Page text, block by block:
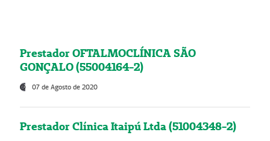
Prestador OFTALMOCLÍNICA SÃO
GONÇALO (55004164-2)
07 de Agosto de 2020
Prestador Clínica Itaipú Ltda (51004348-2)